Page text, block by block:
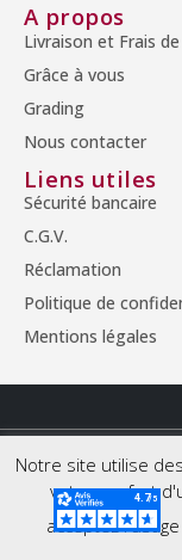
A propos
Livraison et Frais
Grâce à vous
Grading
Nous contacter
Liens utiles
Sécurité bancaire
C.G.V.
Réclamation
Politique de
Mentions légales
© Copyright 2026 -
Notre site utilise
votre confort
acceptez